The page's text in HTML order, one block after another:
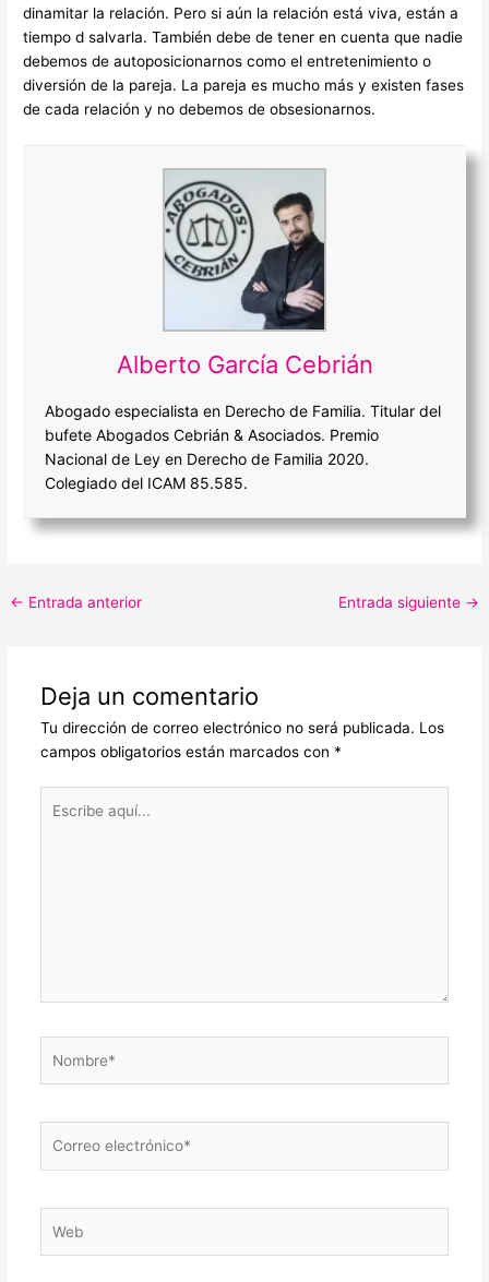
dinamitar la relación. Pero si aún la relación está viva, están a
tiempo d salvarla. También debe de tener en cuenta que nadie
debemos de autoposicionarnos como el entretenimiento o
diversión de la pareja. La pareja es mucho más y existen fases
de cada relación y no debemos de obsesionarnos.
Alberto García Cebrián
Abogado especialista en Derecho de Familia. Titular del
bufete Abogados Cebrián & Asociados. Premio
Nacional de Ley en Derecho de Familia 2020.
Colegiado del ICAM 85.585.
← Entrada anterior Entrada siguiente →
Deja un comentario
Tu dirección de correo electrónico no será publicada. Los
campos obligatorios están marcados con *
aquí...
electrónico*